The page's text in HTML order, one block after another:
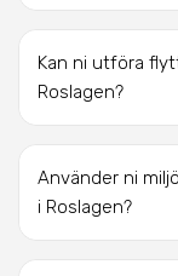
Kan ni utföra
Roslagen?
Använder ni
i Roslagen?